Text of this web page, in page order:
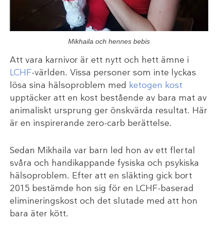
Mikhaila och hennes bebis
Att vara karnivor är ett nytt och hett ämne i
LCHF-världen. Vissa personer som inte lyckas
lösa sina hälsoproblem med ketogen kost
upptäcker att en kost bestående av bara mat av
animaliskt ursprung ger önskvärda resultat. Här
är en inspirerande zero-carb berättelse.
Sedan Mikhaila var barn led hon av ett flertal
svåra och handikappande fysiska och psykiska
hälsoproblem. Efter att en släkting gick bort
2015 bestämde hon sig för en LCHF-baserad
elimineringskost och det slutade med att hon
bara äter kött.